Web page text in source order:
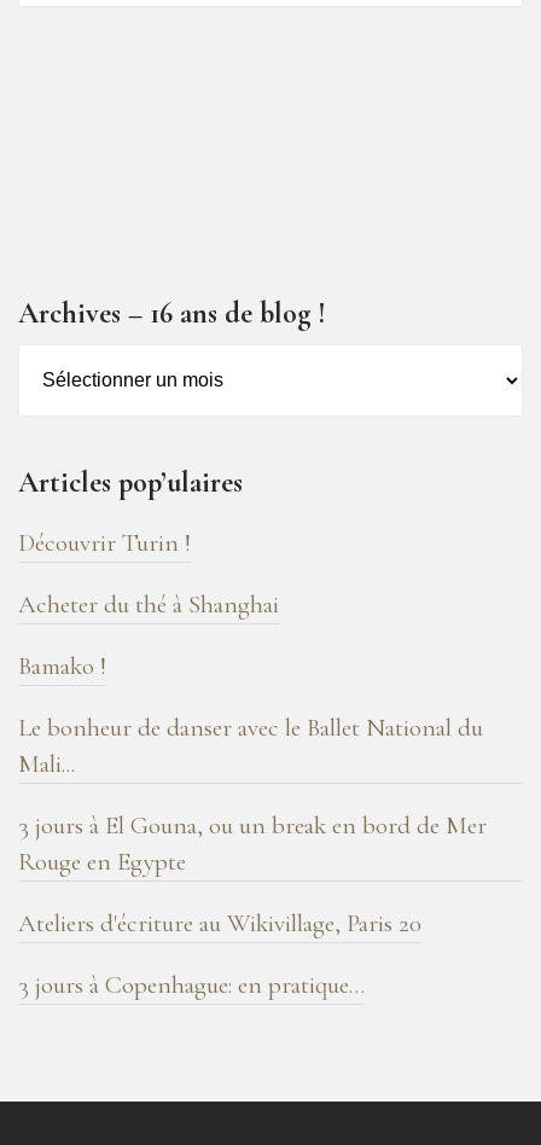
Archives – 16 ans de blog !
de
blog
!
Articles pop’ulaires
Découvrir Turin !
Acheter du thé à Shanghai
Bamako !
Le bonheur de danser avec le Ballet National du
Mali...
3 jours à El Gouna, ou un break en bord de Mer
Rouge en Egypte
Ateliers d'écriture au Wikivillage, Paris 20
3 jours à Copenhague: en pratique…